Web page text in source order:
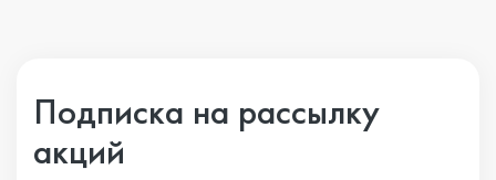
Подписка на рассылку
акций